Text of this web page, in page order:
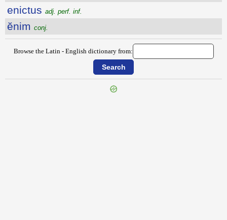
enictus adj. perf. inf.
ĕnim conj.
Browse the Latin - English dictionary from: